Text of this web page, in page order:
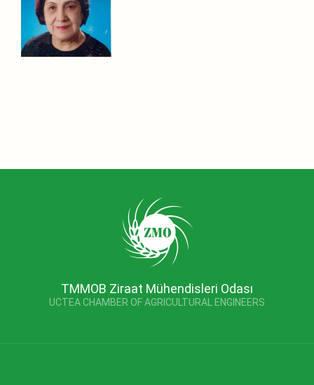
TMMOB Ziraat Mühendisleri Odası
UCTEA CHAMBER OF AGRICULTURAL ENGINEERS